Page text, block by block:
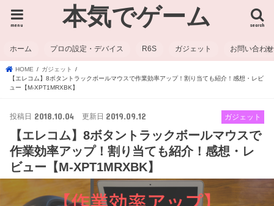
本気でゲーム search
menu
ホーム プロの設定・デバイス R6S ガジェット お問い合わせ
HOME
ガジェット
【エレコム】8ボタントラックボールマウスで作業効率アップ！割り当ても紹介！感想・レビ
ュー【M-XPT1MRXBK】
ガジェット
2018.10.04 2019.09.12
【エレコム】8ボタントラックボールマウスで
作業効率アップ！割り当ても紹介！感想・レ
ビュー【M-XPT1MRXBK】